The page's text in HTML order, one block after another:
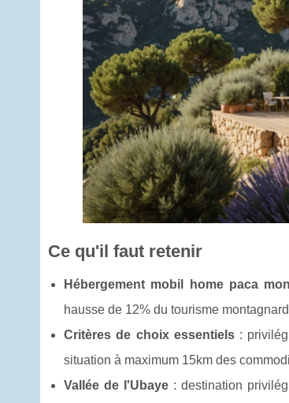
Ce qu'il faut retenir
Hébergement mobil home paca
hausse de 12% du tourisme
Critères de choix essentiels:
situation à maximum 15km des
Vallée de l'Ubaye: destination